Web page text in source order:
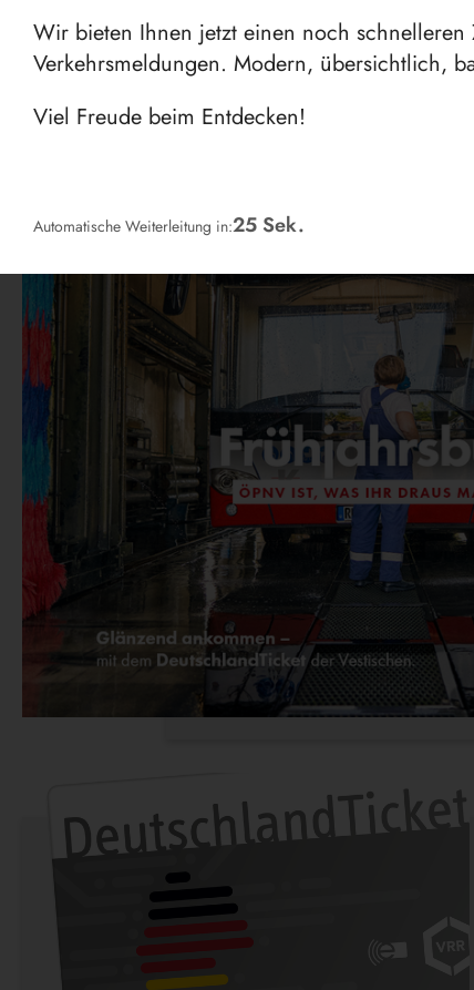
Wir bieten Ihnen jetzt einen noch
Verkehrsmeldungen. Modern, übersichtlich,
Viel Freude beim Entdecken!
Automatische Weiterleitung in:24 Sek.